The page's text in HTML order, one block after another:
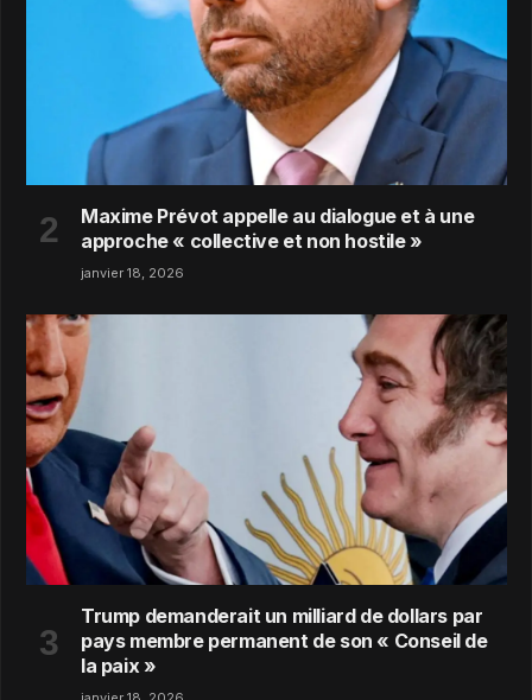
Maxime Prévot appelle au dialogue et à une
approche « collective et non hostile »
janvier 18, 2026
Trump demanderait un milliard de dollars par
pays membre permanent de son « Conseil de
la paix »